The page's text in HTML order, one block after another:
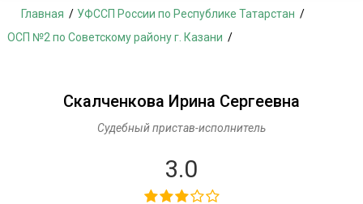
Главная
УФССП России по Республике Татарстан
ОСП №2 по Советскому району г. Казани
Скалченкова Ирина Сергеевна
Судебный пристав-исполнитель
3.0